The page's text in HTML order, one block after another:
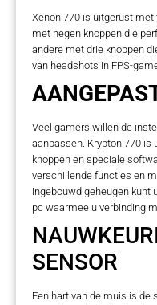
Xenon 770 is uitgerust
met negen knoppen die
andere met drie knoppen
van headshots in FPS-
Veel gamers willen de
aanpassen. Krypton 770
knoppen en speciale
verschillende functies en
ingebouwd geheugen kunt
pc waarmee u verbinding
SENSOR
Een hart van de muis is de